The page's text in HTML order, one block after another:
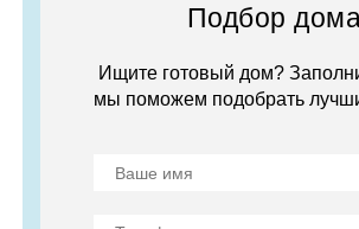
Подбор
Ищите готовый дом?
мы поможем подобрать